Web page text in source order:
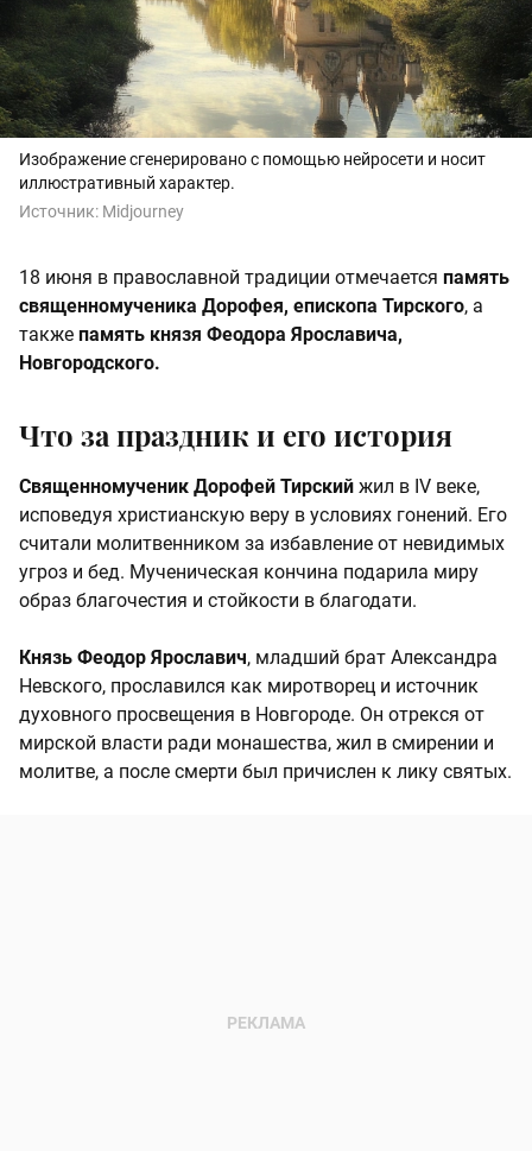
Изображение сгенерировано с помощью нейросети и носит
иллюстративный характер.
Источник: Midjourney
18 июня в православной традиции отмечается память
священномученика Дорофея, епископа Тирского, а
также память князя Феодора Ярославича,
Новгородского.
Что за праздник и его история
Священномученик Дорофей Тирский жил в IV веке,
исповедуя христианскую веру в условиях гонений. Его
считали молитвенником за избавление от невидимых
угроз и бед. Мученическая кончина подарила миру
образ благочестия и стойкости в благодати.
Князь Феодор Ярославич, младший брат Александра
Невского, прославился как миротворец и источник
духовного просвещения в Новгороде. Он отрекся от
мирской власти ради монашества, жил в смирении и
молитве, а после смерти был причислен к лику святых.